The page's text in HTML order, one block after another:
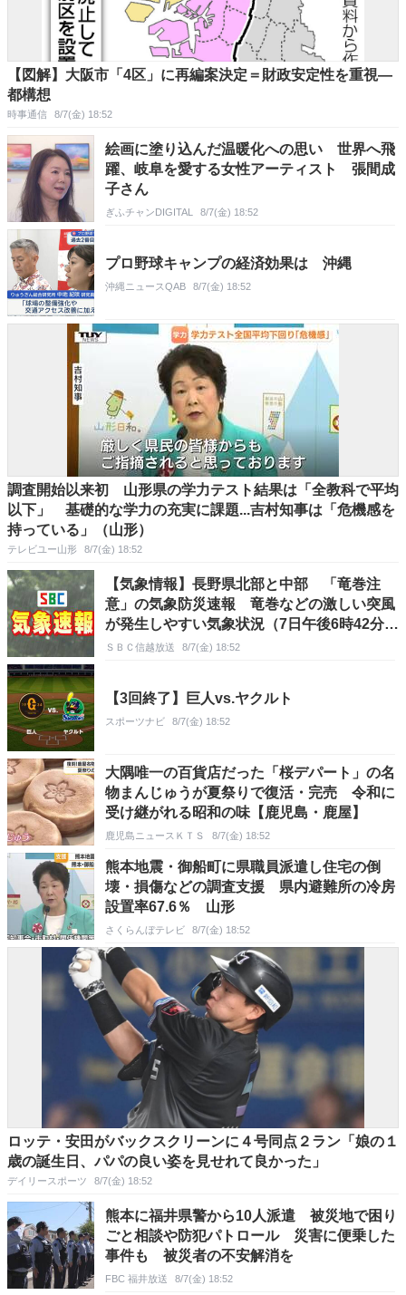
【図解】大阪市「4区」に再編案決定＝財政安定性を重視―
都構想
時事通信 8/7(金) 18:52
絵画に塗り込んだ温暖化への思い 世界へ飛
躍、岐阜を愛する女性アーティスト 張間成
子さん
ぎふチャンDIGITAL 8/7(金) 18:52
プロ野球キャンプの経済効果は 沖縄
沖縄ニュースQAB 8/7(金) 18:52
調査開始以来初 山形県の学力テスト結果は「全教科で平均
以下」 基礎的な学力の充実に課題...吉村知事は「危機感を
持っている」（山形）
テレビユー山形 8/7(金) 18:52
【気象情報】長野県北部と中部 「竜巻注
意」の気象防災速報 竜巻などの激しい突風
が発生しやすい気象状況（7日午後6時42分・
気象庁発表）この情報は7日午後7時50分まで
ＳＢＣ信越放送 8/7(金) 18:52
【3回終了】巨人vs.ヤクルト
スポーツナビ 8/7(金) 18:52
大隅唯一の百貨店だった「桜デパート」の名
物まんじゅうが夏祭りで復活・完売 令和に
受け継がれる昭和の味【鹿児島・鹿屋】
鹿児島ニュースＫＴＳ 8/7(金) 18:52
熊本地震・御船町に県職員派遣し住宅の倒
壊・損傷などの調査支援 県内避難所の冷房
設置率67.6％ 山形
さくらんぼテレビ 8/7(金) 18:52
ロッテ・安田がバックスクリーンに４号同点２ラン「娘の１
歳の誕生日、パパの良い姿を見せれて良かった」
デイリースポーツ 8/7(金) 18:52
熊本に福井県警から10人派遣 被災地で困り
ごと相談や防犯パトロール 災害に便乗した
事件も 被災者の不安解消を
FBC 福井放送 8/7(金) 18:52